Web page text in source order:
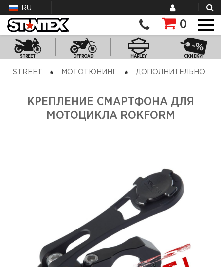
RU
0
STREET OFFROAD HARLEY СКИДКИ
STREET МОТОТЮНИНГ ДОПОЛНИТЕЛЬНО
КРЕПЛЕНИЕ СМАРТФОНА ДЛЯ
МОТОЦИКЛА ROKFORM